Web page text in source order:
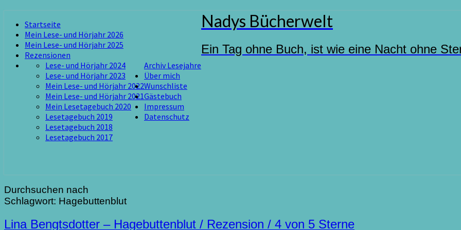
content
Startseite
Mein Lese- und Hörjahr 2026
Mein Lese- und Hörjahr 2025
Rezensionen
Archiv Lesejahre
Lese- und Hörjahr 2024
Lese- und Hörjahr 2023
Mein Lese- und Hörjahr 2022
Mein Lese- und Hörjahr 2021
Mein Lesetagebuch 2020
Lesetagebuch 2019
Lesetagebuch 2018
Lesetagebuch 2017
Über mich
Wunschliste
Gästebuch
Impressum
Datenschutz
Nadys Bücherwelt
Ein Tag ohne Buch, ist wie eine Nacht ohne
Durchsuchen nach
Schlagwort: Hagebuttenblut
Lina
Lina Bengtsdotter – Hagebuttenblut / Rezension / 4 von 5 Sterne